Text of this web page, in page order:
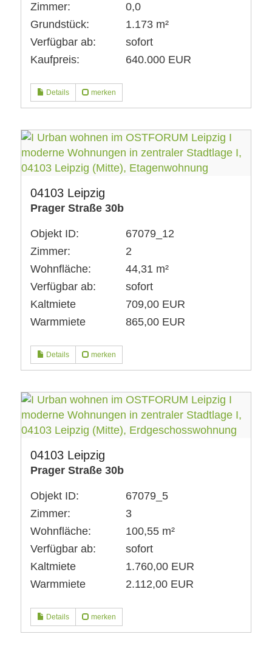
Zimmer:
0,0
Grundstück:
1.173 m²
Verfügbar ab:
sofort
Kaufpreis:
640.000 EUR
Details merken
04103 Leipzig
Prager Straße 30b
Objekt ID:
67079_12
Zimmer:
2
Wohnfläche:
44,31 m²
Verfügbar ab:
sofort
Kaltmiete
709,00 EUR
Warmmiete
865,00 EUR
Details merken
04103 Leipzig
Prager Straße 30b
Objekt ID:
67079_5
Zimmer:
3
Wohnfläche:
100,55 m²
Verfügbar ab:
sofort
Kaltmiete
1.760,00 EUR
Warmmiete
2.112,00 EUR
Details merken